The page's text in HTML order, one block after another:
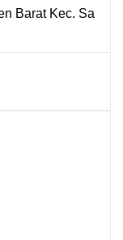
Barat Kec. Sa